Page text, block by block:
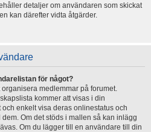
detaljer om användaren som skickat
kan därefter vidta åtgärder.
för något?
medlemmar på forumet.
kommer att visas i din
enkelt visa deras onlinestatus och
Om det stöds i mallen så kan inlägg
Om du lägger till en användare till din